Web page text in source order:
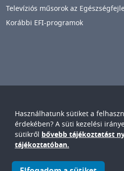
Használhatunk sütiket a
érdekében? A süti kezelési
sütikről bővebb tájékoztatást
tájékoztatóban.
Televíziós műsorok az
Korábbi EFI-programok
Győr-Moson-Sopron Vármegyei
Petz Aladár
Egyetemi Oktató Kórház
© Győr-Moson-Sopron Vármegyei